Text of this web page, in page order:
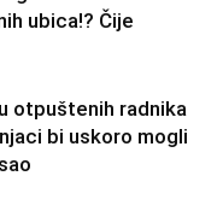
ubica!? Čije
otpuštenih radnika
bi uskoro mogli